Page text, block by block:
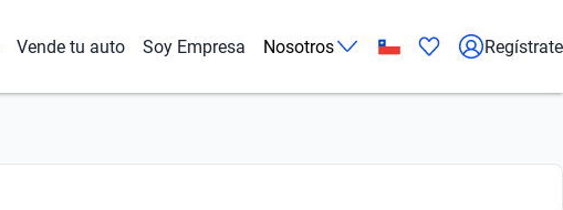
Vende tu auto Soy Empresa Nosotros Regístrate